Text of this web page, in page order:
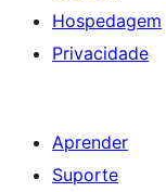
Hospedagem
Privacidade
Aprender
Suporte